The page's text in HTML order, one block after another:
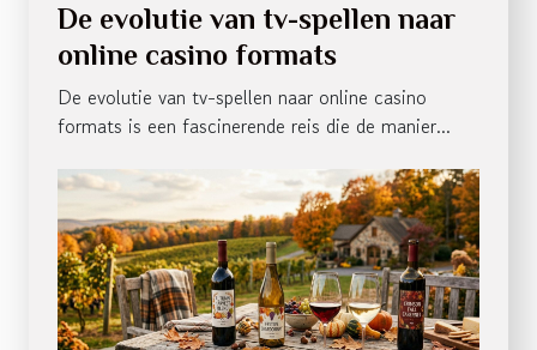
De evolutie van tv-spellen naar
online casino formats
De evolutie van tv-spellen naar online casino
formats is een fascinerende reis die de manier...